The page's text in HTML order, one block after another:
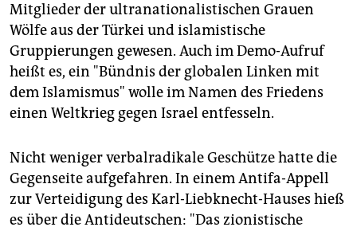
Mitglieder der ultranationalistischen Grauen
Wölfe aus der Türkei und islamistische
Gruppierungen gewesen. Auch im Demo-Aufruf
heißt es, ein "Bündnis der globalen Linken mit
dem Islamismus" wolle im Namen des Friedens
einen Weltkrieg gegen Israel entfesseln.
Nicht weniger verbalradikale Geschütze hatte die
Gegenseite aufgefahren. In einem Antifa-Appell
zur Verteidigung des Karl-Liebknecht-Hauses hieß
es über die Antideutschen: "Das zionistische